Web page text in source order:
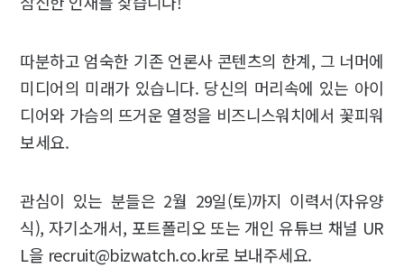
따분하고 엄숙한 기존 언론사 콘텐츠의 한계, 그 너머에
미디어의 미래가 있습니다. 당신의 머리속에 있는 아이
디어와 가슴의 뜨거운 열정을 비즈니스워치에서 꽃피워
보세요.
관심이 있는 분들은 2월 29일(토)까지 이력서(자유양
식), 자기소개서, 포트폴리오 또는 개인 유튜브 채널 UR
L을 recruit@bizwatch.co.kr로 보내주세요.